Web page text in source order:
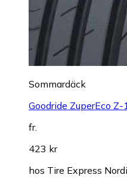
Sommardäck
Goodride ZuperEco
fr.
423 kr
hos Tire Express